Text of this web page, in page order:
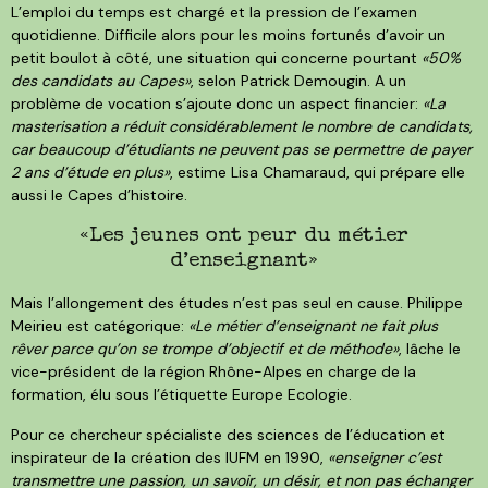
L’emploi du temps est chargé et la pression de l’examen
quotidienne. Difficile alors pour les moins fortunés d’avoir un
petit boulot à côté, une situation qui concerne pourtant «50%
des candidats au Capes», selon Patrick Demougin. A un
problème de vocation s’ajoute donc un aspect financier: «La
masterisation a réduit considérablement le nombre de candidats,
car beaucoup d’étudiants ne peuvent pas se permettre de payer
2 ans d’étude en plus», estime Lisa Chamaraud, qui prépare elle
aussi le Capes d’histoire.
«Les jeunes ont peur du métier
d’enseignant»
Mais l’allongement des études n’est pas seul en cause. Philippe
Meirieu est catégorique: «Le métier d’enseignant ne fait plus
rêver parce qu’on se trompe d’objectif et de méthode», lâche le
vice-président de la région Rhône-Alpes en charge de la
formation, élu sous l’étiquette Europe Ecologie.
Pour ce chercheur spécialiste des sciences de l’éducation et
inspirateur de la création des IUFM en 1990, «enseigner c’est
transmettre une passion, un savoir, un désir, et non pas échanger